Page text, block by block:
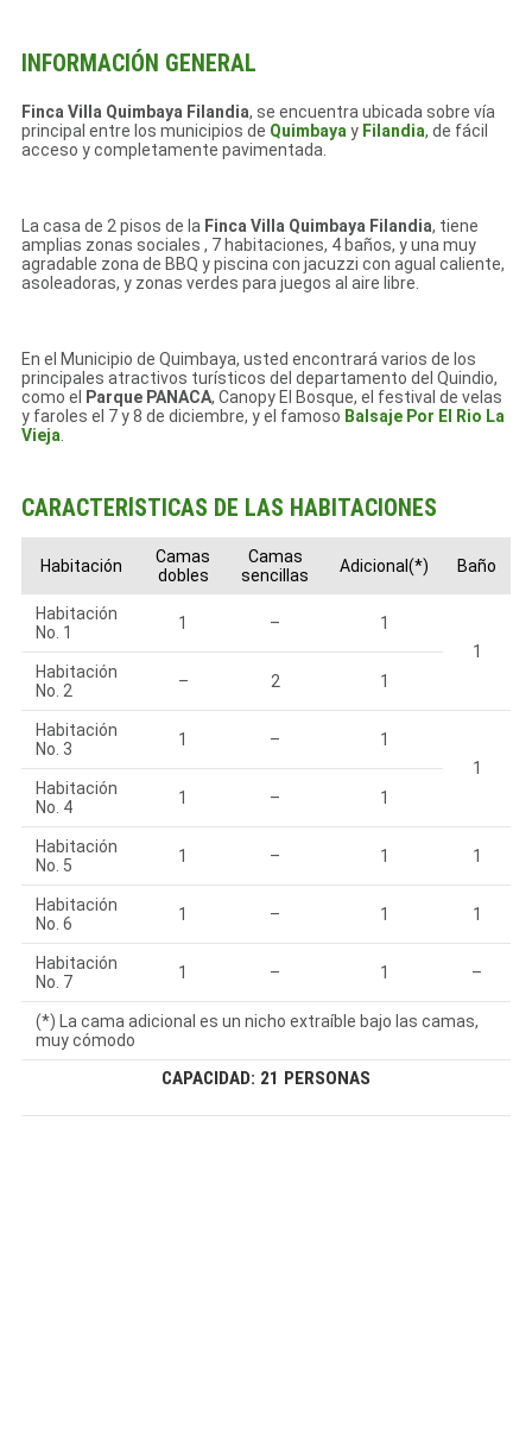
INFORMACIÓN GENERAL
Finca Villa Quimbaya Filandia, se encuentra ubicada sobre vía
principal entre los municipios de Quimbaya y Filandia, de fácil
acceso y completamente pavimentada.
La casa de 2 pisos de la Finca Villa Quimbaya Filandia, tiene
amplias zonas sociales , 7 habitaciones, 4 baños, y una muy
agradable zona de BBQ y piscina con jacuzzi con agual caliente,
asoleadoras, y zonas verdes para juegos al aire libre.
En el Municipio de Quimbaya, usted encontrará varios de los
principales atractivos turísticos del departamento del Quindio,
como el
Parque PANACA, Canopy El Bosque, el festival de velas
y faroles el 7 y 8 de diciembre, y el famoso Balsaje Por El Rio La
Vieja
CARACTERÍSTICAS DE LAS HABITACIONES
Habitación
Camas
dobles
Camas
sencillas
Adicional(*) Baño
Habitación
No. 1
1 –
1
1
Habitación
No. 2
– 2 1
Habitación
No. 3
1 –
1
1
Habitación
No. 4
1 – 1
Habitación
No. 5
1 – 1 1
Habitación
No. 6
1 – 1 1
Habitación
No. 7
1 – 1 –
(*) La cama adicional es un nicho extraíble bajo las camas,
muy cómodo
CAPACIDAD: 21 PERSONAS